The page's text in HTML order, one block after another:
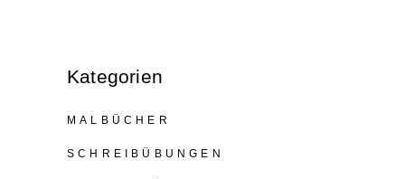
Kategorien
MALBÜCHER
SCHREIBÜBUNGEN